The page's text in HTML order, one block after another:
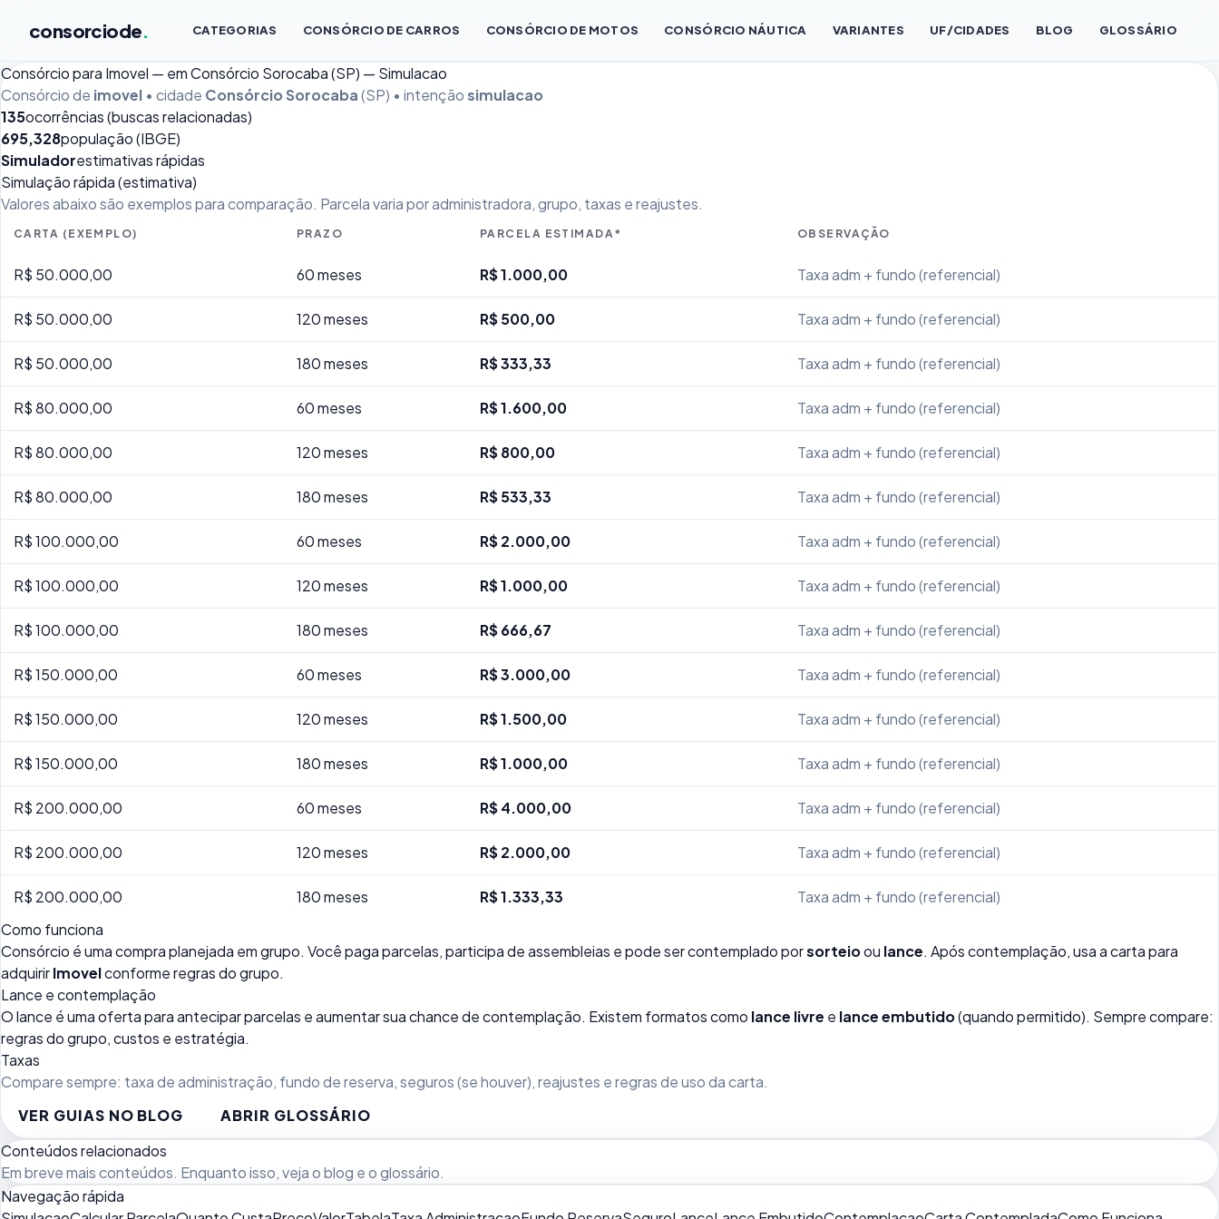
consorciode. CATEGORIAS CONSÓRCIO DE CARROS CONSÓRCIO DE MOTOS CONSÓRCIO NÁUTICA VARIANTES UF/CIDADES BLOG GLOSSÁRIO
Consórcio para Imovel — em Consórcio Sorocaba (SP) — Simulacao
Consórcio de imovel • cidade Consórcio Sorocaba(SP) • intençãosimulacao
135ocorrências (buscas relacionadas)
695,328população (IBGE)
Simuladorestimativas rápidas
Simulação rápida (estimativa)
Valores abaixo são exemplos para comparação. Parcela varia por administradora, grupo, taxas e reajustes.
CARTA (EXEMPLO) PRAZO PARCELA ESTIMADA* OBSERVAÇÃO
R$ 50.000,00 60 meses R$ 1.000,00 Taxa adm + fundo (referencial)
R$ 50.000,00 120 meses R$ 500,00 Taxa adm + fundo (referencial)
R$ 50.000,00 180 meses R$ 333,33 Taxa adm + fundo (referencial)
R$ 80.000,00 60 meses R$ 1.600,00 Taxa adm + fundo (referencial)
R$ 80.000,00 120 meses R$ 800,00 Taxa adm + fundo (referencial)
R$ 80.000,00 180 meses R$ 533,33 Taxa adm + fundo (referencial)
R$ 100.000,00 60 meses R$ 2.000,00 Taxa adm + fundo (referencial)
R$ 100.000,00 120 meses R$ 1.000,00 Taxa adm + fundo (referencial)
R$ 100.000,00 180 meses R$ 666,67 Taxa adm + fundo (referencial)
R$ 150.000,00 60 meses R$ 3.000,00 Taxa adm + fundo (referencial)
R$ 150.000,00 120 meses R$ 1.500,00 Taxa adm + fundo (referencial)
R$ 150.000,00 180 meses R$ 1.000,00 Taxa adm + fundo (referencial)
R$ 200.000,00 60 meses R$ 4.000,00 Taxa adm + fundo (referencial)
R$ 200.000,00 120 meses R$ 2.000,00 Taxa adm + fundo (referencial)
R$ 200.000,00 180 meses R$ 1.333,33
Taxa adm + fundo (referencial)
Como funciona
Consórcio é uma compra planejada em grupo. Você paga parcelas, participa de assembleias e pode ser contemplado porsorteioou lance. Após contemplação, usa a carta para
adquirirImovelconforme regras do grupo.
Lance e contemplação
O lance é uma oferta para antecipar parcelas e aumentar sua chance de contemplação. Existem formatos como lance livre e lance embutido(quando permitido). Sempre compare:
regras do grupo, custos e estratégia.
Taxas
Compare sempre: taxa de administração, fundo de reserva, seguros (se houver), reajustes e regras de uso da carta.
VER GUIAS NO BLOG
ABRIR GLOSSÁRIO
Conteúdos relacionados
Em breve mais conteúdos. Enquanto isso, vejao blog e oglossário.
Navegação rápida